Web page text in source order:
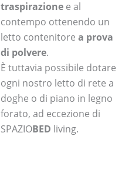
traspirazione e al
contempo ottenendo un
letto contenitore a prova
di polvere.
È tuttavia possibile dotare
ogni nostro letto di rete a
doghe o di piano in legno
forato, ad eccezione di
SPAZIOBED living.